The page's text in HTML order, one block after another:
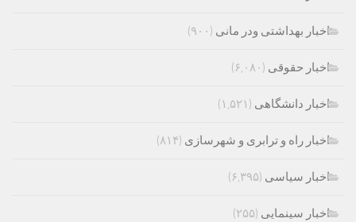
اخبار بهداشتی ودر مانی (۹۰۰)
اخبار حقوقی (۶,۰۸۰)
اخبار دانشگاهی (۱,۵۲۱)
اخبار راه و ترابری و شهرسازی (۸۱۴)
اخبار سیاسی (۶,۳۹۵)
اخبار سینمایی (۲۵۵)